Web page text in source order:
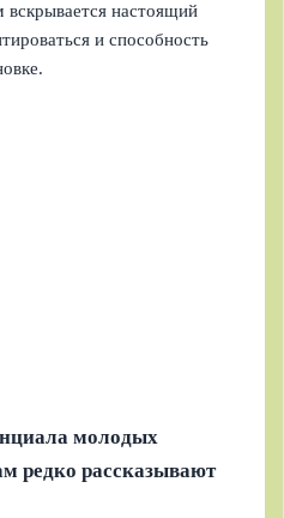
настоящий
и способность
молодых
редко рассказывают